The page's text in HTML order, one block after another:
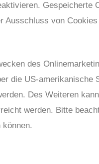
Gespeicherte
von
des
die US-amerikanische
Des Weiteren
werden. Bitte